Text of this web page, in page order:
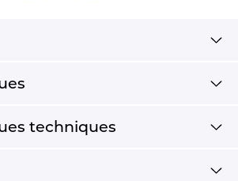
techniques